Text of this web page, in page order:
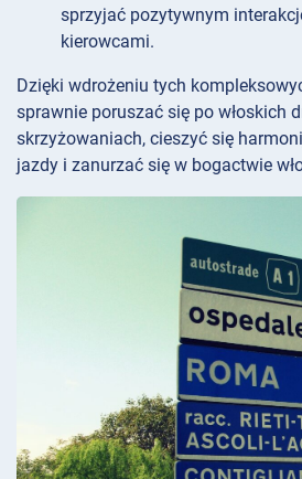
sprzyjać pozytywnym
kierowcami.
Dzięki wdrożeniu tych
sprawnie poruszać się po włoskich
skrzyżowaniach, cieszyć się
jazdy i zanurzać się w bogactwie